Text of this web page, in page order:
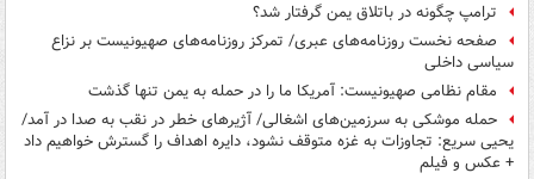
ترامپ چگونه در باتلاق یمن گرفتار شد؟
صفحه نخست روزنامه‌های عبری/ تمرکز روزنامه‌های‌ صهیونیست بر نزاع
سیاسی داخلی
مقام نظامی صهیونیست: آمریکا ما را در حمله به یمن تنها گذشت
حمله موشکی به سرزمین‌های اشغالی/ آژیرهای خطر در نقب به صدا در آمد/
یحیی سریع: تجاوزات به غزه متوقف نشود، دایره اهداف را گسترش خواهیم داد
+ عکس و فیلم